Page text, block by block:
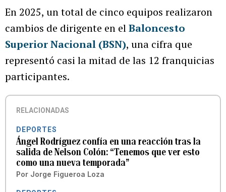
En 2025, un total de cinco equipos realizaron
cambios de dirigente en elBaloncesto
Superior Nacional (BSN), una cifra que
representó casi la mitad de las 12 franquicias
participantes.
RELACIONADAS
DEPORTES
Ángel Rodríguez confía en una reacción tras la
salida de Nelson Colón: “Tenemos que ver esto
como una nueva temporada”
Por Jorge Figueroa Loza